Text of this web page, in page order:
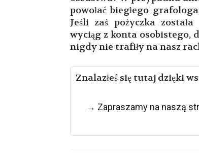
powołać biegłego
Jeśli zaś pożyczka
wyciąg z konta osobistego,
nigdy nie trafiły na nasz
Znalazłeś się tutaj dzięki
Zapraszamy na naszą